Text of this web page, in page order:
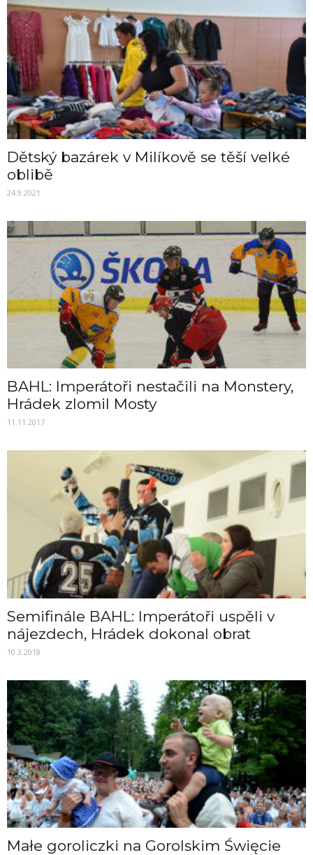
Dětský bazárek v Milíkově se těší velké
oblibě
24.9.2021
BAHL: Imperátoři nestačili na Monstery,
Hrádek zlomil Mosty
11.11.2017
Semifinále BAHL: Imperátoři uspěli v
nájezdech, Hrádek dokonal obrat
10.3.2018
Małe goroliczki na Gorolskim Święcie